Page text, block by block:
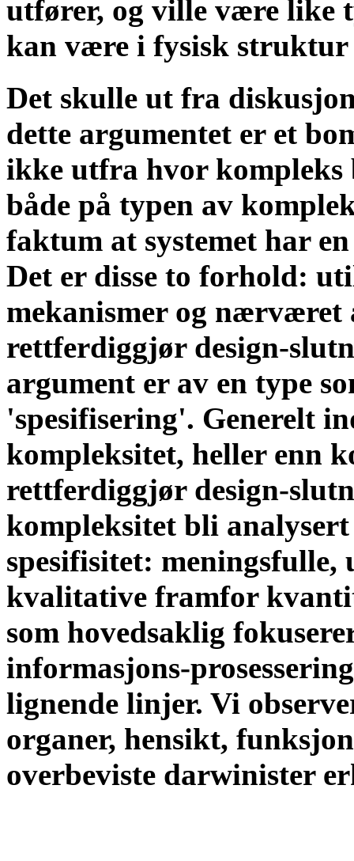
utfører, og ville være like
kan være i fysisk struktur
Det skulle ut fra
dette argumentet er et
ikke utfra hvor kompleks
både på typen av
faktum at systemet har
Det er disse to forhold:
mekanismer og nærværet
rettferdiggjør design-
argument er av en type
'spesifisering'. Generelt
kompleksitet, heller enn
rettferdiggjør design-
kompleksitet bli
spesifisitet: meningsfulle,
kvalitative framfor
som hovedsaklig
informasjons-
lignende linjer. Vi
organer, hensikt,
overbeviste darwinister